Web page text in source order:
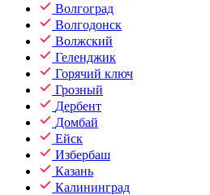
Волгоград
Волгодонск
Волжский
Геленджик
Горячий ключ
Грозный
Дербент
Домбай
Ейск
Избербаш
Казань
Калининград